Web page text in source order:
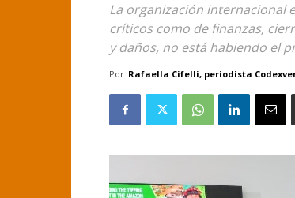
La organización internacional
críticos como de finanzas,
y daños, no está habiendo el
Por Rafaella Cifelli, periodista